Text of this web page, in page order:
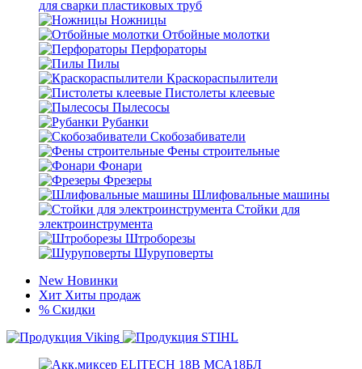
для сварки пластиковых труб
Ножницы
Отбойные молотки
Перфораторы
Пилы
Краскораспылители
Пистолеты клеевые
Пылесосы
Рубанки
Скобозабиватели
Фены строительные
Фонари
Фрезеры
Шлифовальные машины
Стойки для
электроинструмента
Штроборезы
Шуруповерты
New Новинки
Хит Хиты продаж
% Скидки